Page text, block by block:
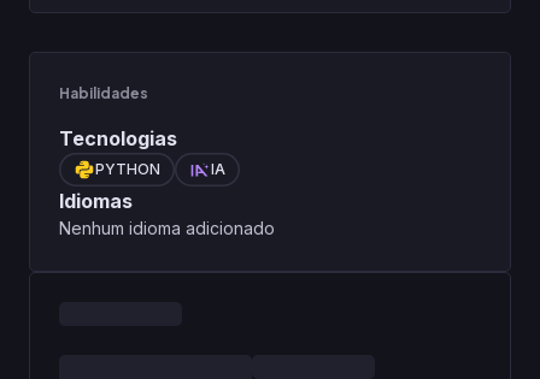
Habilidades
Tecnologias
PYTHON IA
Idiomas
Nenhum idioma adicionado